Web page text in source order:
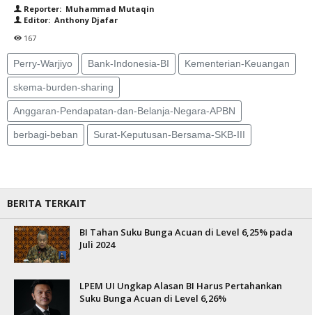
Reporter: Muhammad Mutaqin
Editor: Anthony Djafar
167
Perry-Warjiyo Bank-Indonesia-BI Kementerian-Keuangan
skema-burden-sharing
Anggaran-Pendapatan-dan-Belanja-Negara-APBN
berbagi-beban Surat-Keputusan-Bersama-SKB-III
BERITA TERKAIT
BI Tahan Suku Bunga Acuan di Level 6,25% pada
Juli 2024
LPEM UI Ungkap Alasan BI Harus Pertahankan
Suku Bunga Acuan di Level 6,26%